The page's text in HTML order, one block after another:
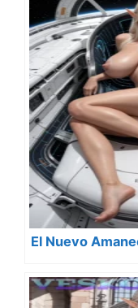
El Nuevo